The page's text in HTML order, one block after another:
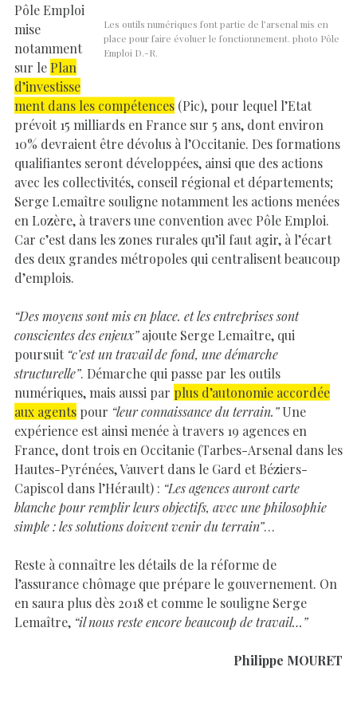
Les outils numériques font partie de l’arsenal mis en
place pour faire évoluer le fonctionnement. photo Pôle
Emploi D.-R.
Pôle Emploi
mise
notamment
sur le Plan
d’investisse
ment dans les compétences (Pic), pour lequel l’Etat
prévoit 15 milliards en France sur 5 ans, dont environ
10% devraient être dévolus à l’Occitanie. Des formations
qualifiantes seront développées, ainsi que des actions
avec les collectivités, conseil régional et départements;
Serge Lemaître souligne notamment les actions menées
en Lozère, à travers une convention avec Pôle Emploi.
Car c’est dans les zones rurales qu’il faut agir, à l’écart
des deux grandes métropoles qui centralisent beaucoup
d’emplois.
“Des moyens sont mis en place. et les entreprises sont
conscientes des enjeux”ajoute Serge Lemaître, qui
poursuit “c’est un travail de fond, une démarche
structurelle”. Démarche qui passe par les outils
numériques, mais aussi par plus d’autonomie accordée
aux agents pour “leur connaissance du terrain.”Une
expérience est ainsi menée à travers 19 agences en
France, dont trois en Occitanie (Tarbes-Arsenal dans les
Hautes-Pyrénées, Vauvert dans le Gard et Béziers-
Capiscol dans l’Hérault) : “Les agences auront carte
blanche pour remplir leurs objectifs, avec une philosophie
simple : les solutions doivent venir du terrain”…
Reste à connaître les détails de la réforme de
l’assurance chômage que prépare le gouvernement. On
en saura plus dès 2018 et comme le souligne Serge
Lemaître, “il nous reste encore beaucoup de travail…”
Philippe MOURET